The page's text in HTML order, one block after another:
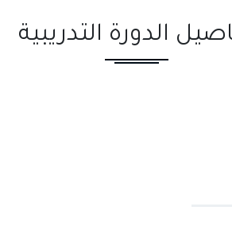
الدورة التدريبية